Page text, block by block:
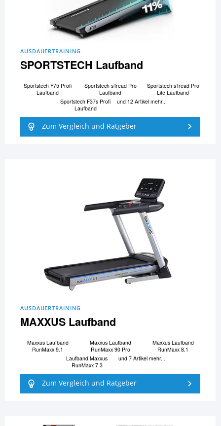
AUSDAUERTRAINING
SPORTSTECH Laufband
Sportstech F75 Profi
Laufband
Sportstech sTread Pro
Laufband
Sportstech sTread Pro
Lite Laufband
Sportstech F37s Profi
Laufband
und 12 Artikel mehr...
Zum Vergleich und Ratgeber
AUSDAUERTRAINING
MAXXUS Laufband
Maxxus Laufband
RunMaxx 9.1
Maxxus Laufband
RunMaxx 90 Pro
Maxxus Laufband
RunMaxx 8.1
Laufband Maxxus
RunMaxx 7.3
und 7 Artikel mehr...
Zum Vergleich und Ratgeber